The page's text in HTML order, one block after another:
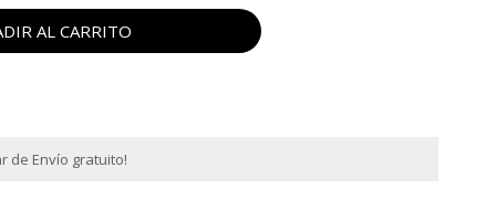
AL CARRITO
de Envío gratuito!